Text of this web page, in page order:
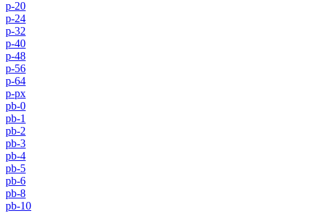
p-20
p-24
p-32
p-40
p-48
p-56
p-64
p-px
pb-0
pb-1
pb-2
pb-3
pb-4
pb-5
pb-6
pb-8
pb-10